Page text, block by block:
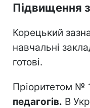
Підвищення
Корецький
навчальні
готові.
Пріоритетом №
педагогів. В